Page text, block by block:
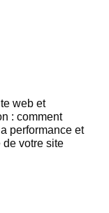
web et
: comment
performance et
de votre site